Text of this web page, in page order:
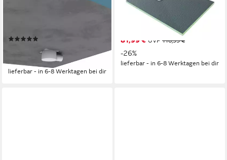
Extrudiertes Polystyrol (XPS),
Ablaufrinne
UVP399,99 €
lieferbar - in 6-8 Werktagen bei dir
XPS Bauplatte Duschelement
befliesbar Duschboard
Duschtasse, Set
81,99 € UVP 110,99 €
-26%
lieferbar - in 6-8 Werktagen bei dir